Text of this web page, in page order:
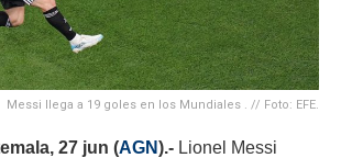
Messi llega a 19 goles en los Mundiales . // Foto: EFE.
27 jun (AGN).- Lionel Messi